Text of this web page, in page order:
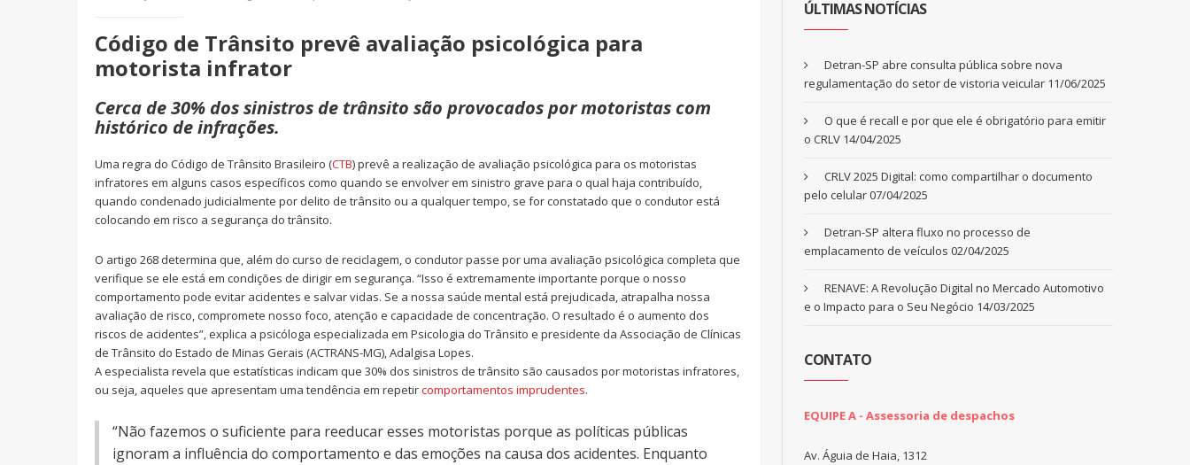
Código de Trânsito prevê avaliação psicológica para
motorista infrator
Cerca de 30% dos sinistros de trânsito são provocados por motoristas com
histórico de infrações.
Uma regra do Código de Trânsito Brasileiro (CTB) prevê a realização de avaliação psicológica para os motoristas
infratores em alguns casos específicos como quando se envolver em sinistro grave para o qual haja contribuído,
quando condenado judicialmente por delito de trânsito ou a qualquer tempo, se for constatado que o condutor está
colocando em risco a segurança do trânsito.
O artigo 268 determina que, além do curso de reciclagem, o condutor passe por uma avaliação psicológica completa que
verifique se ele está em condições de dirigir em segurança. “Isso é extremamente importante porque o nosso
comportamento pode evitar acidentes e salvar vidas. Se a nossa saúde mental está prejudicada, atrapalha nossa
avaliação de risco, compromete nosso foco, atenção e capacidade de concentração. O resultado é o aumento dos
riscos de acidentes”, explica a psicóloga especializada em Psicologia do Trânsito e presidente da Associação de Clínicas
de Trânsito do Estado de Minas Gerais (ACTRANS-MG), Adalgisa Lopes.
A especialista revela que estatísticas indicam que 30% dos sinistros de trânsito são causados por motoristas infratores,
ou seja, aqueles que apresentam uma tendência em repetircomportamentos imprudentes.
“Não fazemos o suficiente para reeducar esses motoristas porque as políticas públicas
ignoram a influência do comportamento e das emoções na causa dos acidentes. Enquanto
ÚLTIMAS NOTÍCIAS
Detran-SP abre consulta pública sobre nova
regulamentação do setor de vistoria veicular 11/06/2025
O que é recall e por que ele é obrigatório para emitir
o CRLV 14/04/2025
CRLV 2025 Digital: como compartilhar o documento
pelo celular07/04/2025
Detran-SP altera fluxo no processo de
emplacamento de veículos 02/04/2025
RENAVE: A Revolução Digital no Mercado Automotivo
e o Impacto para o Seu Negócio 14/03/2025
CONTATO
EQUIPE A - Assessoria de despachos
Av. Águia de Haia, 1312